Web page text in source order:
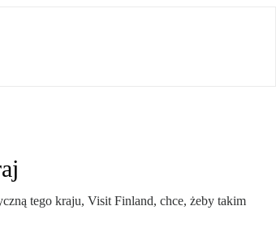
tego kraju, Visit Finland, chce, żeby takim